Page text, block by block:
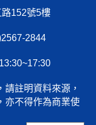
152號5樓
2844
註明資料來源，
亦不得作為商業使